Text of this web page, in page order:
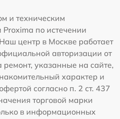
и техническим
по истечении
центр в Москве работает
авторизации от
указанные на сайте,
характер и
согласно п. 2 ст. 437
торговой марки
в информационных